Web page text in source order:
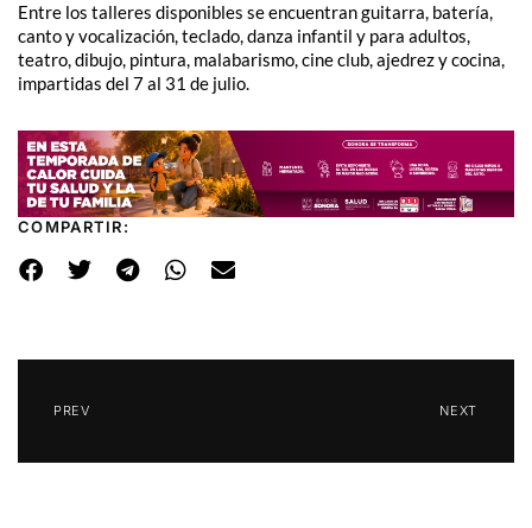
Entre los talleres disponibles se encuentran guitarra, batería,
canto y vocalización, teclado, danza infantil y para adultos,
teatro, dibujo, pintura, malabarismo, cine club, ajedrez y cocina,
impartidas del 7 al 31 de julio.
COMPARTIR:
PREV NEXT